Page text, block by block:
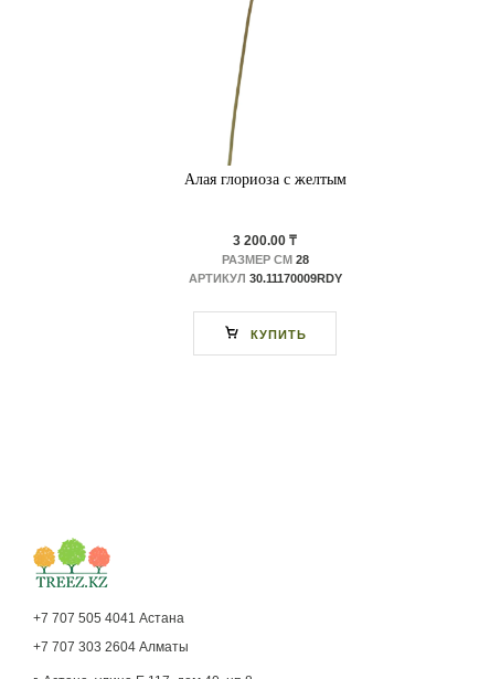
Алая глориоза с желтым
3 200.00 ₸
РАЗМЕР СМ28
АРТИКУЛ 30.11170009RDY
КУПИТЬ
+7 707 505 4041 Астана
+7 707 303 2604 Алматы